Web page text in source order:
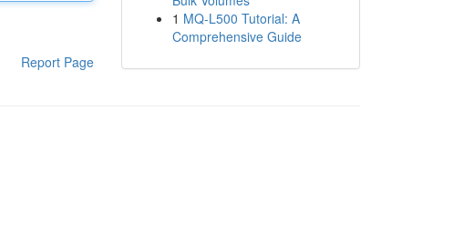
Report Page
1 MQ-L500 Tutorial: A
Comprehensive Guide